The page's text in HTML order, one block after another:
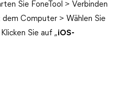
Sie FoneTool > Verbinden
Computer > Wählen Sie
Sie auf „iOS-